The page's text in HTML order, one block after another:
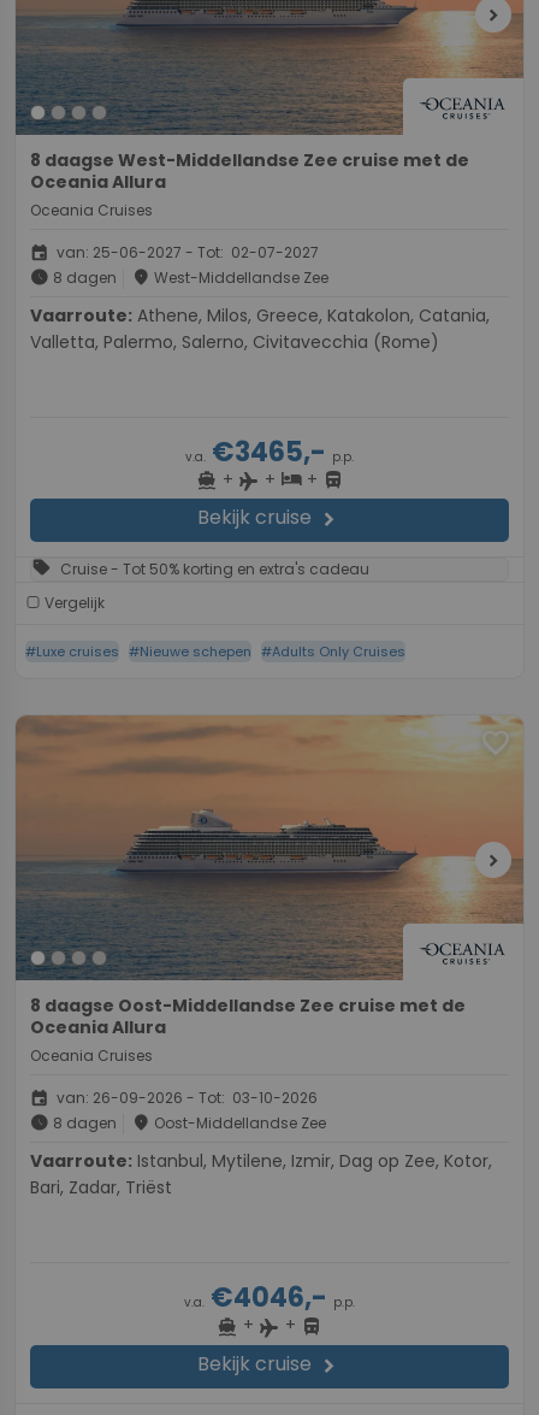
chevron_right
8 daagse West-Middellandse Zee cruise met de
Oceania Allura
Oceania Cruises
event van: 25-06-2027 - Tot: 02-07-2027
schedule 8 dagen place West-Middellandse Zee
Vaarroute:
Valletta, Palermo, Salerno, Civitavecchia (Rome)
v.a. €3465,- p.p.
directions_boat + flight + hotel+ directions_bus
Bekijk cruise chevron_right
sell Cruise - Tot 50% korting en extra's cadeau
Vergelijk
#Luxe cruises #Nieuwe schepen #Adults Only Cruises
favorite
chevron_right
8 daagse Oost-Middellandse Zee cruise met de
Oceania Allura
Oceania Cruises
event van: 26-09-2026 - Tot: 03-10-2026
schedule 8 dagen place Oost-Middellandse Zee
Vaarroute:
Bari, Zadar, Triëst
v.a. €4046,- p.p.
directions_boat + flight + directions_bus
Bekijk cruise chevron_right